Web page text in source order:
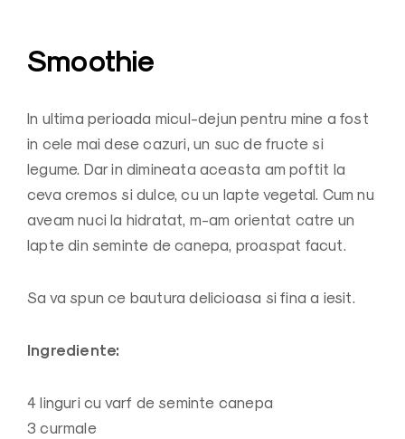
Smoothie
In ultima perioada micul-dejun pentru mine a fost
in cele mai dese cazuri, un suc de fructe si
legume. Dar in dimineata aceasta am poftit la
ceva cremos si dulce, cu un lapte vegetal. Cum nu
aveam nuci la hidratat, m-am orientat catre un
lapte din seminte de canepa, proaspat facut.
Sa va spun ce bautura delicioasa si fina a iesit.
Ingrediente:
4 linguri cu varf de seminte canepa
3 curmale